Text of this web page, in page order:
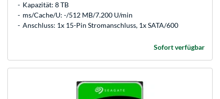
Kapazität: 8 TB
ms/Cache/U: -/512 MB/7.200 U/min
Anschluss: 1x 15-Pin Stromanschluss, 1x SATA/600
Sofort verfügbar